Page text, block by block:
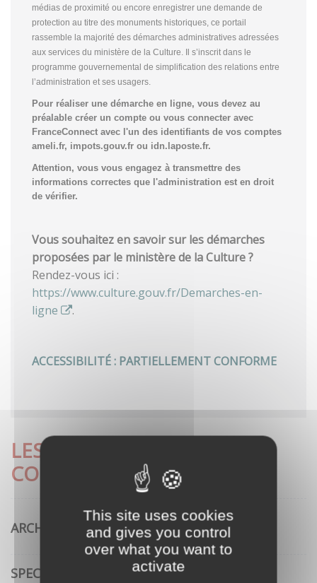
This site uses cookies
and gives you control
over what you want to
activate
médias de proximité ou encore enregistrer une demande de
protection au titre des monuments historiques, ce portail
rassemble la majorité des démarches administratives adressées
aux services du ministère de la Culture. Il s’inscrit dans le
programme gouvernemental de simplification des relations entre
l’administration et ses usagers.
Pour réaliser une démarche en ligne, vous devez au
préalable créer un compte ou vous connecter avec
FranceConnect avec l'un des identifiants de vos comptes
ameli.fr, impots.gouv.fr ou idn.laposte.fr.
Attention, vous vous engagez à transmettre des
informations correctes que l'administration est en droit
de vérifier.
Vous souhaitez en savoir sur les démarches
proposées par le ministère de la Culture ?
Rendez-vous ici :
https://www.culture.gouv.fr/Demarches-en-
ligne
.
ACCESSIBILITÉ : PARTIELLEMENT CONFORME
LES DÉMARCHES LES PLUS
CONSULTÉES
ARCHITECTURE
SPECTACLE VIVANT